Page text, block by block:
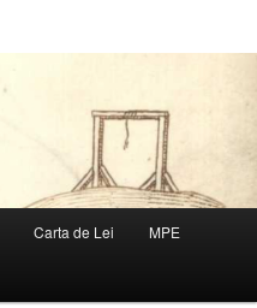
Carta de Lei MPE